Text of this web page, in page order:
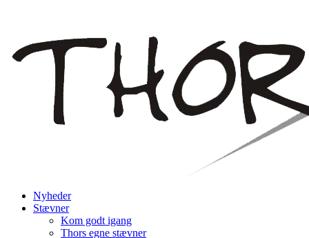
Nyheder
Stævner
Kom godt igang
Thors egne stævner